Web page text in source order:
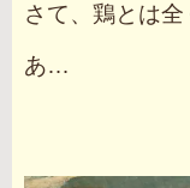
さて、鶏とは全
あ…